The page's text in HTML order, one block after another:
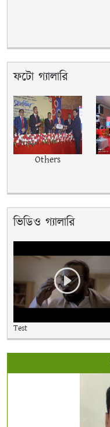
ফটো গ্যালারি
Others
ভিডিও গ্যালারি
Test